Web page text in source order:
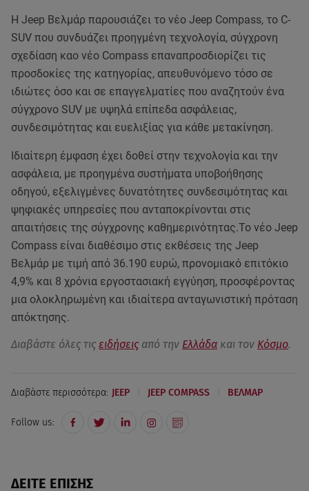
Η Jeep Βελμάρ παρουσιάζει το νέο Jeep Compass, το C-
SUV που συνδυάζει προηγμένη τεχνολογία, σύγχρονη
σχεδίαση καο νέο Compass επαναπροσδιορίζει τις
προσδοκίες της κατηγορίας, απευθυνόμενο τόσο σε
ιδιώτες όσο και σε επαγγελματίες που αναζητούν ένα
σύγχρονο SUV με υψηλά επίπεδα ασφάλειας,
συνδεσιμότητας και ευελιξίας για κάθε μετακίνηση.
Ιδιαίτερη έμφαση έχει δοθεί στην τεχνολογία και την
ασφάλεια, με προηγμένα συστήματα υποβοήθησης
οδηγού, εξελιγμένες δυνατότητες συνδεσιμότητας και
ψηφιακές υπηρεσίες που ανταποκρίνονται στις
απαιτήσεις της σύγχρονης καθημερινότητας.Το νέο Jeep
Compass είναι διαθέσιμο στις εκθέσεις της Jeep
Βελμάρ με τιμή από 36.190 ευρώ, προνομιακό επιτόκιο
4,9% και 8 χρόνια εργοστασιακή εγγύηση, προσφέροντας
μια ολοκληρωμένη και ιδιαίτερα ανταγωνιστική πρόταση
απόκτησης.
Διαβάστε όλες τις ειδήσεις από την Ελλάδα και τον Κόσμο.
Διαβάστε περισσότερα: JEEP JEEP COMPASS ΒΕΛΜΑΡ
Follow us:
ΔΕΙΤΕ ΕΠΙΣΗΣ